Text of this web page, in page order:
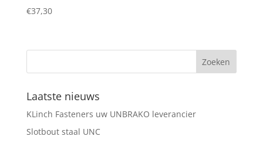
€37,30
Laatste nieuws
KLinch Fasteners uw UNBRAKO leverancier
Slotbout staal UNC